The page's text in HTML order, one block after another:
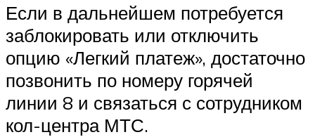
Если в дальнейшем потребуется
заблокировать или отключить
опцию «Легкий платеж», достаточно
позвонить по номеру горячей
линии 8 и связаться с сотрудником
кол-центра МТС.